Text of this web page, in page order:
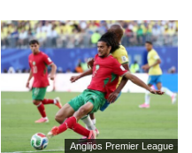
Anglijos Premier League